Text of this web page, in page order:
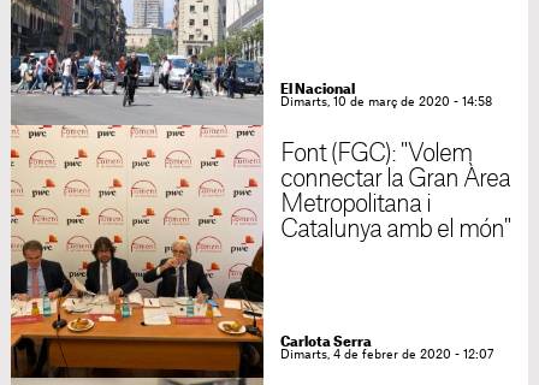
El Nacional
Dimarts, 10 de març de 2020 - 14:58
Font (FGC): "Volem
connectar la Gran Àrea
Metropolitana i
Catalunya amb el món"
Carlota Serra
Dimarts, 4 de febrer de 2020 - 12:07